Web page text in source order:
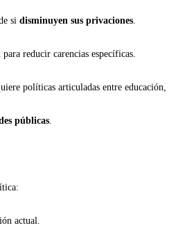
si disminuyen sus privaciones.
reducir carencias específicas.
políticas articuladas entre educación,
públicas.
actual.